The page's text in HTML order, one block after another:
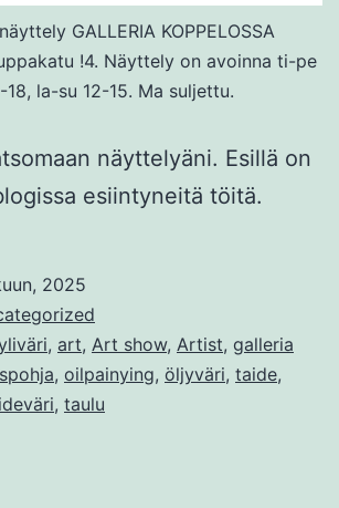
GALLERIA KOPPELOSSA
!4. Näyttely on avoinna ti-pe
18, la-su 12-15. Ma suljettu.
näyttelyäni. Esillä on
esiintyneitä töitä.
2025
, art, Art show, Artist, galleria
, oilpainying, öljyväri, taide,
, taulu